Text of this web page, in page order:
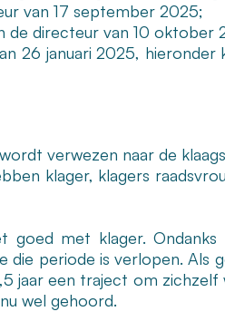
van 17 september 2025;
de directeur van 10 oktober
26 januari 2025,
verwezen naar de
klager, klagers
goed met klager.
die periode is verlopen. Als
jaar een traject om
wel gehoord.